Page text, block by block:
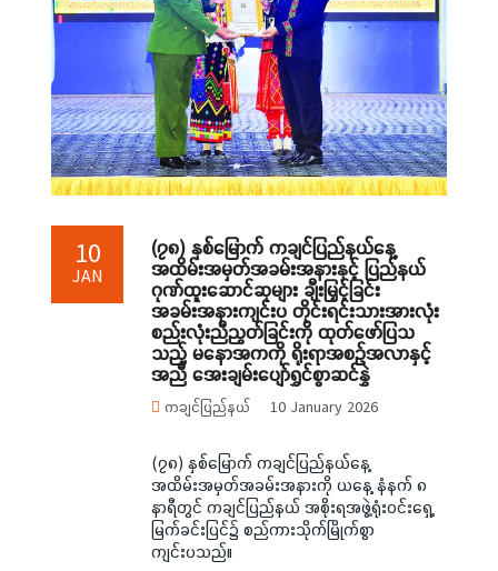
10
JAN
(၇၈) နှစ်မြောက် ကချင်ပြည်နယ်နေ့
အထိမ်းအမှတ်အခမ်းအနားနှင့် ပြည်နယ်
ဂုဏ်ထူးဆောင်ဆုများ ချီးမြှင့်ခြင်း
အခမ်းအနားကျင်းပ တိုင်းရင်းသားအားလုံး
စည်းလုံးညီညွတ်ခြင်းကို ထုတ်ဖော်ပြသ
သည့် မနောအကကို ရိုးရာအစဉ်အလာနှင့်
အညီ အေးချမ်းပျော်ရွှင်စွာဆင်နွှဲ
ကချင်ပြည်နယ် 10 January 2026
(၇၈) နှစ်မြောက် ကချင်ပြည်နယ်နေ့
အထိမ်းအမှတ်အခမ်းအနားကို ယနေ့ နံနက် ၈
နာရီတွင် ကချင်ပြည်နယ် အစိုးရအဖွဲ့ရုံးဝင်းရှေ့
မြက်ခင်းပြင်၌ စည်ကားသိုက်မြိုက်စွာ
ကျင်းပသည်။